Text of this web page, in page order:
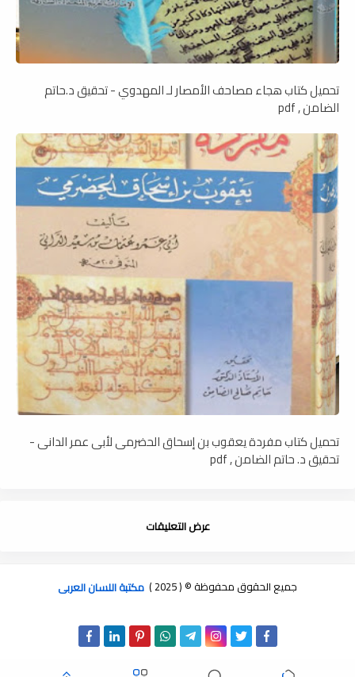
تحميل كتاب هجاء مصاحف الأمصار لـ المهدوي - تحقيق د.حاتم
الضامن , pdf
تحميل كتاب مفردة يعقوب بن إسحاق الحضرمى لأبى عمر الدانى -
تحقيق د. حاتم الضامن , pdf
عرض التعليقات
جميع الحقوق محفوظة © ( 2025 ) مكتبة اللسان العربى